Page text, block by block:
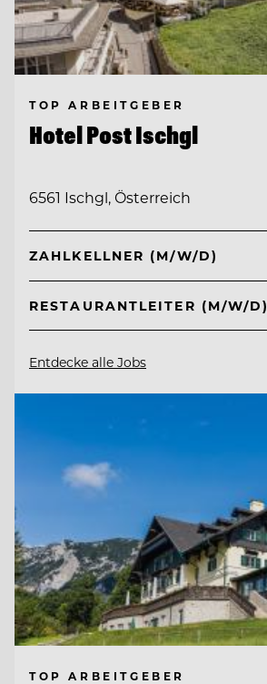
TOP ARBEITGEBER
Hotel Post Ischgl
6561 Ischgl, Österreich
ZAHLKELLNER (M/W/D)
RESTAURANTLEITER (M/W/D)
Entdecke alle Jobs
TOP ARBEITGEBER